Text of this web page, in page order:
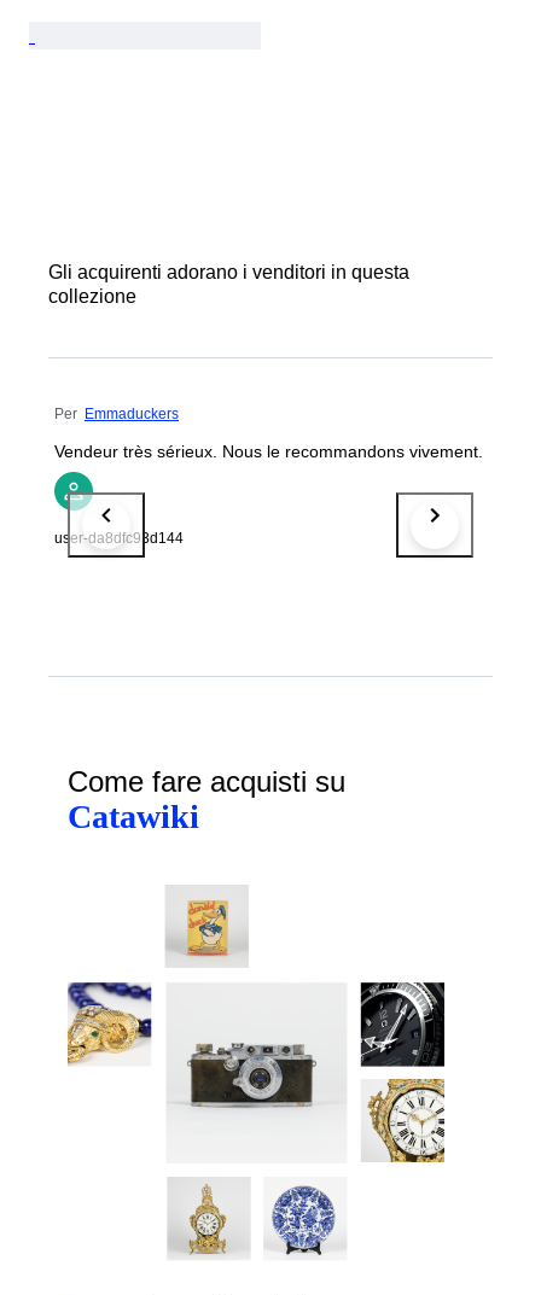
Gli acquirenti adorano i venditori in questa
collezione
Per Emmaduckers
Vendeur très sérieux. Nous le recommandons vivement.
user-da8dfc93d144
Come fare acquisti su
Catawiki